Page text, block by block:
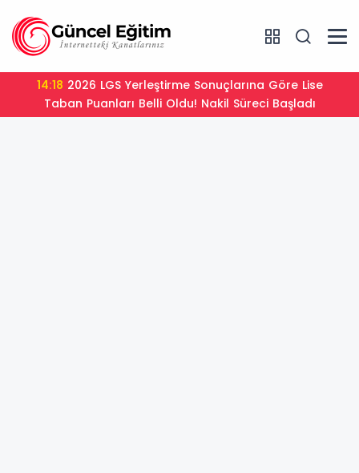
14:18
Taban Puanları Belli Oldu! Nakil Süreci Başladı